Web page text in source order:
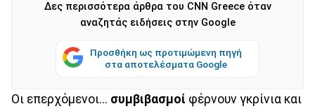
Δες περισσότερα άρθρα του CNN Greece όταν
αναζητάς ειδήσεις στην Google
Προσθήκη ως προτιμώμενη πηγή
στα αποτελέσματα Google
Οι επερχόμενοι... συμβιβασμοί φέρνουν γκρίνια και